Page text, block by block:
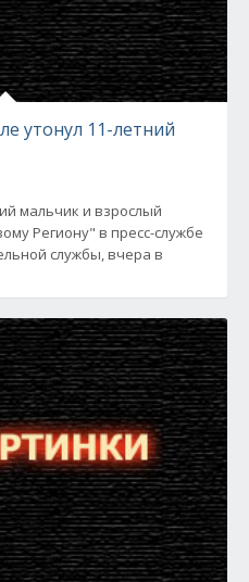
утонул 11-летний
мальчик и взрослый
Региону" в пресс-службе
службы, вчера в